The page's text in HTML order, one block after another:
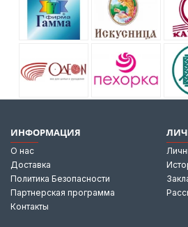
ИНФОРМАЦИЯ
О нас
Доставка
Политика Безопасности
Партнерская программа
Контакты